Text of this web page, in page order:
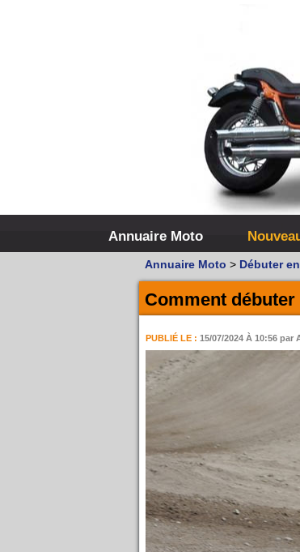
Annuaire Moto
Annuaire Moto > Débuter
Comment
PUBLIÉ LE : 15/07/2024 À 10:56 par